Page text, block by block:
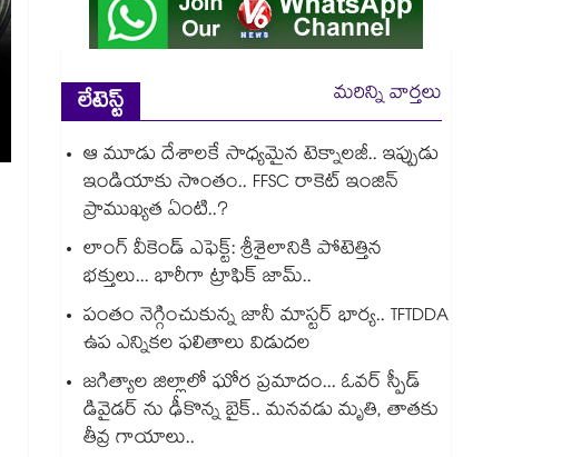
లేటెస్ట్
మరిన్ని వార్తలు
ఆ మూడు దేశాలకే సాధ్యమైన టెక్నాలజీ.. ఇప్పుడు
ఇండియాకు సొంతం.. FFSC రాకెట్ ఇంజిన్
ప్రాముఖ్యత ఏంటి..?
లాంగ్ వీకెండ్ ఎఫెక్ట్: శ్రీశైలానికి పోటెత్తిన
భక్తులు... భారీగా ట్రాఫిక్ జామ్..
పంతం నెగ్గించుకున్న జానీ మాస్టర్ భార్య.. TFTDDA
ఉప ఎన్నికల ఫలితాలు విడుదల
జగిత్యాల జిల్లాలో ఘోర ప్రమాదం... ఓవర్ స్పీడ్
డివైడర్ ను ఢీకొన్న బైక్.. మనవడు మృతి, తాతకు
తీవ్ర గాయాలు..